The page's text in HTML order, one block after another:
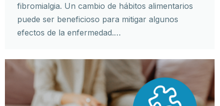
fibromialgia. Un cambio de hábitos alimentarios
puede ser beneficioso para mitigar algunos
efectos de la enfermedad.…